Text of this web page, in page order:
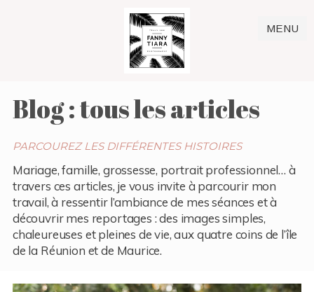
MENU
Blog : tous les articles
PARCOUREZ LES DIFFÉRENTES HISTOIRES
Mariage, famille, grossesse, portrait professionnel… à
travers ces articles, je vous invite à parcourir mon
travail, à ressentir l’ambiance de mes séances et à
découvrir mes reportages : des images simples,
chaleureuses et pleines de vie, aux quatre coins de l’île
de la Réunion et de Maurice.